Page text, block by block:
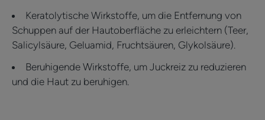
Keratolytische Wirkstoffe, um die Entfernung von
Schuppen auf der Hautoberfläche zu erleichtern (Teer,
Salicylsäure, Geluamid, Fruchtsäuren, Glykolsäure).
Beruhigende Wirkstoffe, um Juckreiz zu reduzieren
und die Haut zu beruhigen.